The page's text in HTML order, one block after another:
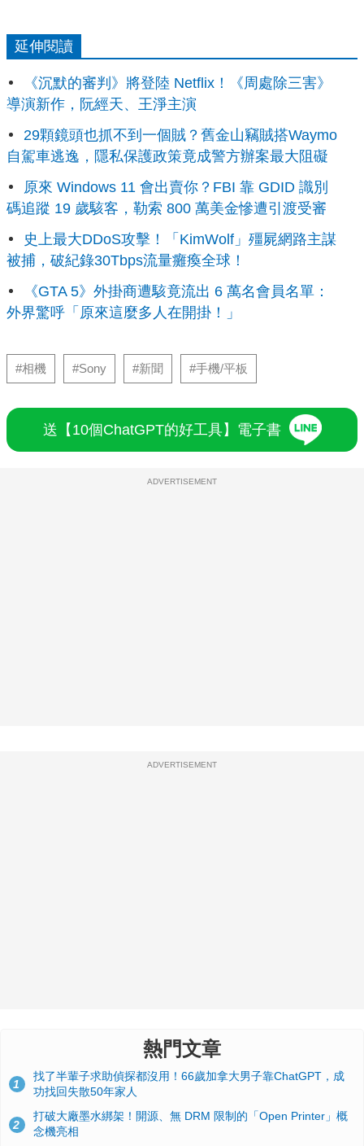
延伸閱讀
《沉默的審判》將登陸 Netflix！《周處除三害》
導演新作，阮經天、王淨主演
29顆鏡頭也抓不到一個賊？舊金山竊賊搭Waymo
自駕車逃逸，隱私保護政策竟成警方辦案最大阻礙
原來 Windows 11 會出賣你？FBI 靠 GDID 識別
碼追蹤 19 歲駭客，勒索 800 萬美金慘遭引渡受審
史上最大DDoS攻擊！「KimWolf」殭屍網路主謀
被捕，破紀錄30Tbps流量癱瘓全球！
《GTA 5》外掛商遭駭竟流出 6 萬名會員名單：
外界驚呼「原來這麼多人在開掛！」
#相機 #Sony #新聞 #手機/平板
送【10個ChatGPT的好工具】電子書
ADVERTISEMENT
ADVERTISEMENT
熱門文章
1
找了半輩子求助偵探都沒用！66歲加拿大男子靠ChatGPT，成
功找回失散50年家人
2
打破大廠墨水綁架！開源、無 DRM 限制的「Open Printer」概
念機亮相